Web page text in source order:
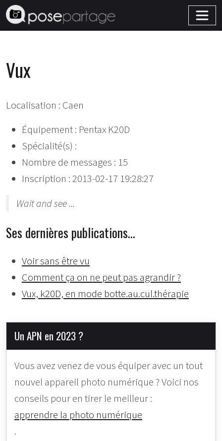
Vux
Localisation : Caen
Équipement : Pentax K20D
Spécialité(s) :
Nombre de messages : 15
Inscription : 2013-02-17 19:28:27
Wait and see ...
Ses dernières publications…
Voir sans être vu
Comment ça on ne peut pas agrandir ?
Vux, k20D, en mode botte.au.cul.thérapie
Un APN en 2023 ?
Vous avez venez de vous équiper avec un tout
nouvel appareil photo numérique ? Voici nos
conseils pour en tirer le meilleur :
apprendre la photo numérique
.